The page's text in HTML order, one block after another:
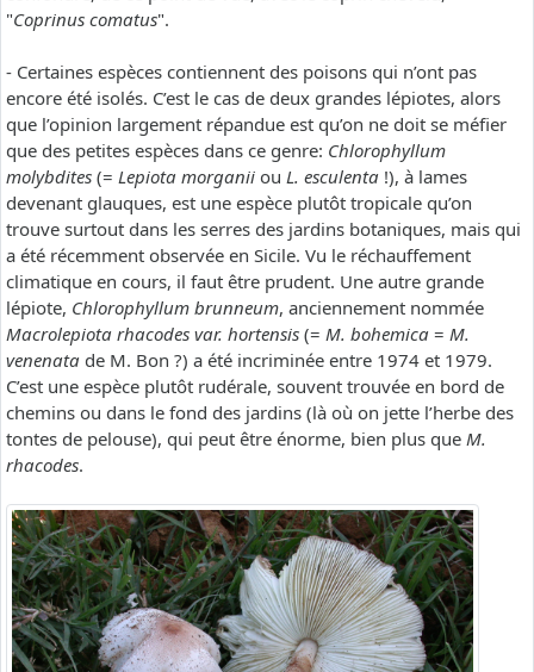
"Coprinus comatus".
- Certaines espèces contiennent des poisons qui n’ont pas
encore été isolés. C’est le cas de deux grandes lépiotes, alors
que l’opinion largement répandue est qu’on ne doit se méfier
que des petites espèces dans ce genre: Chlorophyllum
molybdites (= Lepiota morganii ou L. esculenta !), à lames
devenant glauques, est une espèce plutôt tropicale qu’on
trouve surtout dans les serres des jardins botaniques, mais qui
a été récemment observée en Sicile. Vu le réchauffement
climatique en cours, il faut être prudent. Une autre grande
lépiote, Chlorophyllum brunneum, anciennement nommée
Macrolepiota rhacodes var. hortensis (= M. bohemica = M.
venenata de M. Bon ?) a été incriminée entre 1974 et 1979.
C’est une espèce plutôt rudérale, souvent trouvée en bord de
chemins ou dans le fond des jardins (là où on jette l’herbe des
tontes de pelouse), qui peut être énorme, bien plus que M.
rhacodes.